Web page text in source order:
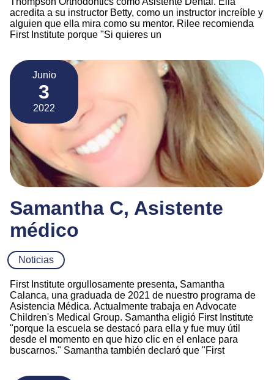
acredita a su instructor Betty, como un instructor increíble y
alguien que ella mira como su mentor. Rilee recomienda
First Institute porque "Si quieres un
Junio
3
2022
Samantha C, Asistente
médico
Noticias
First Institute orgullosamente presenta, Samantha
Calanca, una graduada de 2021 de nuestro programa de
Asistencia Médica. Actualmente trabaja en Advocate
Children's Medical Group. Samantha eligió First Institute
"porque la escuela se destacó para ella y fue muy útil
desde el momento en que hizo clic en el enlace para
buscarnos." Samantha también declaró que "First